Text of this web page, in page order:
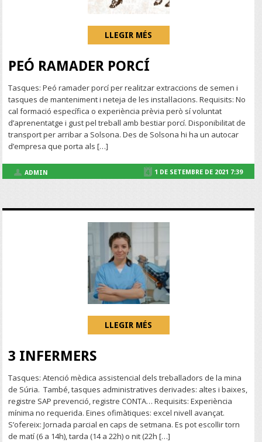
LLEGIR MÉS
PEÓ RAMADER PORCÍ
Tasques: Peó ramader porcí per realitzar extraccions de semen i
tasques de manteniment i neteja de les instal·lacions. Requisits: No
cal formació específica o experiència prèvia però sí voluntat
d’aprenentatge i gust pel treball amb bestiar porcí. Disponibilitat de
transport per arribar a Solsona. Des de Solsona hi ha un autocar
d’empresa que porta als […]
ADMIN 1 DE SETEMBRE DE 2021 7:39
LLEGIR MÉS
3 INFERMERS
Tasques: Atenció mèdica assistencial dels treballadors de la mina
de Súria. També, tasques administratives derivades: altes i baixes,
registre SAP prevenció, registre CONTA… Requisits: Experiència
mínima no requerida. Eines ofimàtiques: excel nivell avançat.
S’ofereix: Jornada parcial en caps de setmana. Es pot escollir torn
de matí (6 a 14h), tarda (14 a 22h) o nit (22h […]